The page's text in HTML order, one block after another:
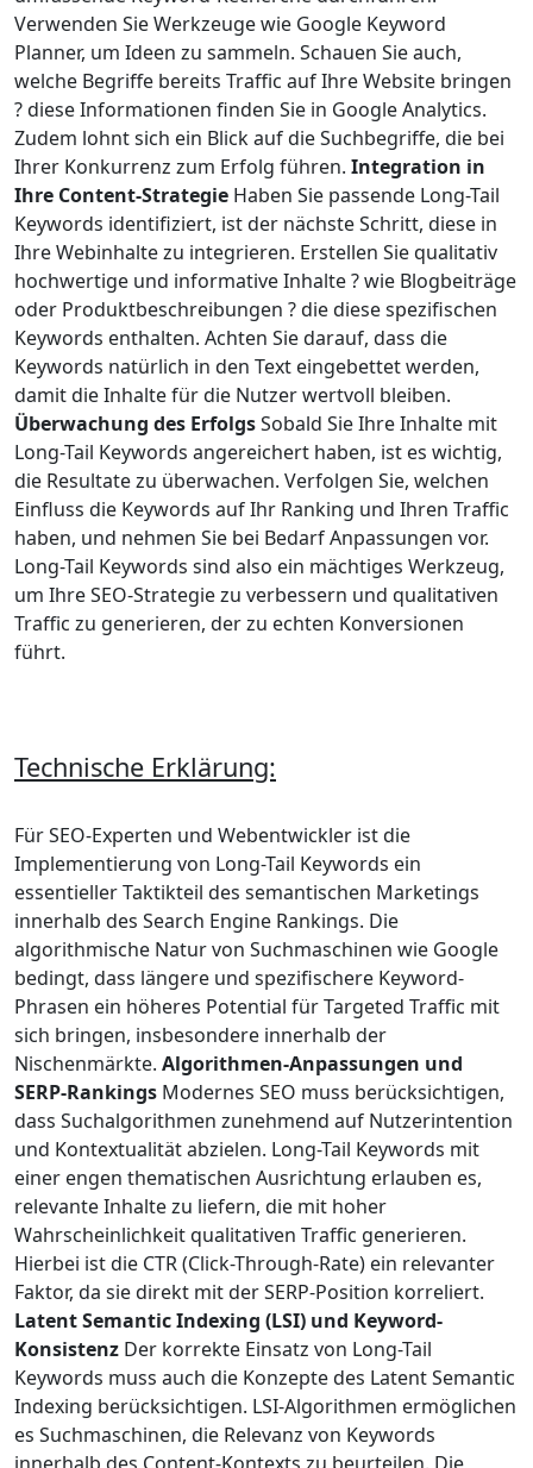
Verwenden Sie Werkzeuge wie Google Keyword
Planner, um Ideen zu sammeln. Schauen Sie auch,
welche Begriffe bereits Traffic auf Ihre Website bringen
? diese Informationen finden Sie in Google Analytics.
Zudem lohnt sich ein Blick auf die Suchbegriffe, die bei
Ihrer Konkurrenz zum Erfolg führen. Integration in
Ihre Content-Strategie Haben Sie passende Long-Tail
Keywords identifiziert, ist der nächste Schritt, diese in
Ihre Webinhalte zu integrieren. Erstellen Sie qualitativ
hochwertige und informative Inhalte ? wie Blogbeiträge
oder Produktbeschreibungen ? die diese spezifischen
Keywords enthalten. Achten Sie darauf, dass die
Keywords natürlich in den Text eingebettet werden,
damit die Inhalte für die Nutzer wertvoll bleiben.
Überwachung des ErfolgsSobald Sie Ihre Inhalte mit
Long-Tail Keywords angereichert haben, ist es wichtig,
die Resultate zu überwachen. Verfolgen Sie, welchen
Einfluss die Keywords auf Ihr Ranking und Ihren Traffic
haben, und nehmen Sie bei Bedarf Anpassungen vor.
Long-Tail Keywords sind also ein mächtiges Werkzeug,
um Ihre SEO-Strategie zu verbessern und qualitativen
Traffic zu generieren, der zu echten Konversionen
führt.
Technische Erklärung:
Für SEO-Experten und Webentwickler ist die
Implementierung von Long-Tail Keywords ein
essentieller Taktikteil des semantischen Marketings
innerhalb des Search Engine Rankings. Die
algorithmische Natur von Suchmaschinen wie Google
bedingt, dass längere und spezifischere Keyword-
Phrasen ein höheres Potential für Targeted Traffic mit
sich bringen, insbesondere innerhalb der
Nischenmärkte. Algorithmen-Anpassungen und
SERP-Rankings Modernes SEO muss berücksichtigen,
dass Suchalgorithmen zunehmend auf Nutzerintention
und Kontextualität abzielen. Long-Tail Keywords mit
einer engen thematischen Ausrichtung erlauben es,
relevante Inhalte zu liefern, die mit hoher
Wahrscheinlichkeit qualitativen Traffic generieren.
Hierbei ist die CTR (Click-Through-Rate) ein relevanter
Faktor, da sie direkt mit der SERP-Position korreliert.
Latent Semantic Indexing (LSI) und Keyword-
Konsistenz Der korrekte Einsatz von Long-Tail
Keywords muss auch die Konzepte des Latent Semantic
Indexing berücksichtigen. LSI-Algorithmen ermöglichen
es Suchmaschinen, die Relevanz von Keywords